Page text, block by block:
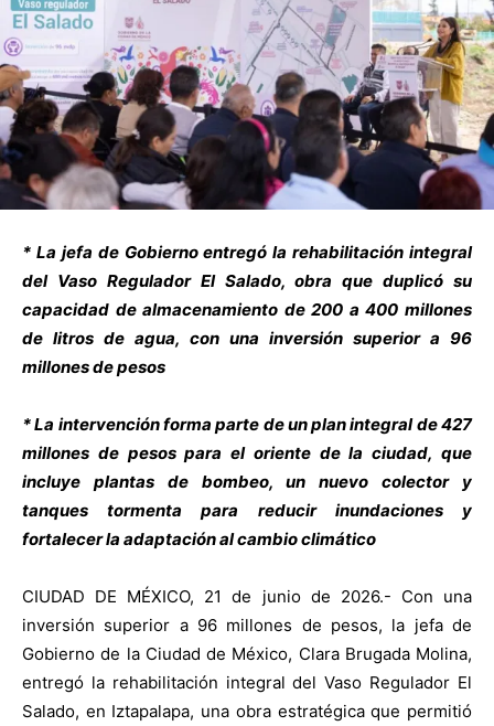
* La jefa de Gobierno entregó la rehabilitación integral
del Vaso Regulador El Salado, obra que duplicó su
capacidad de almacenamiento de 200 a 400 millones
de litros de agua, con una inversión superior a 96
millones de pesos
* La intervención forma parte de un plan integral de 427
millones de pesos para el oriente de la ciudad, que
incluye plantas de bombeo, un nuevo colector y
tanques tormenta para reducir inundaciones y
fortalecer la adaptación al cambio climático
CIUDAD DE MÉXICO, 21 de junio de 2026.- Con una
inversión superior a 96 millones de pesos, la jefa de
Gobierno de la Ciudad de México, Clara Brugada Molina,
entregó la rehabilitación integral del Vaso Regulador El
Salado, en Iztapalapa, una obra estratégica que permitió